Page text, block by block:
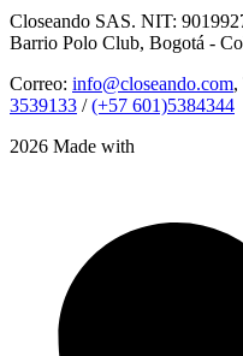
Closeando SAS. NIT:
Barrio Polo Club, Bogotá -
Correo: info@closeando.com,
3539133 /(+57 601)5384344
2026 Made with